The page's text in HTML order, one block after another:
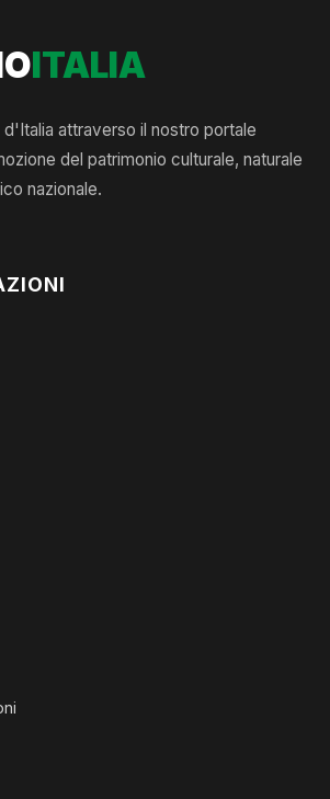
ITALIA
attraverso il nostro portale
del patrimonio culturale, naturale
nazionale.